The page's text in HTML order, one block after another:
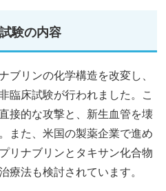
験の内容
ブリンの化学構造を改変し、
臨床試験が行われました。こ
接的な攻撃と、新生血管を壊
また、米国の製薬企業で進め
リナブリンとタキサン化合物
療法も検討されています。